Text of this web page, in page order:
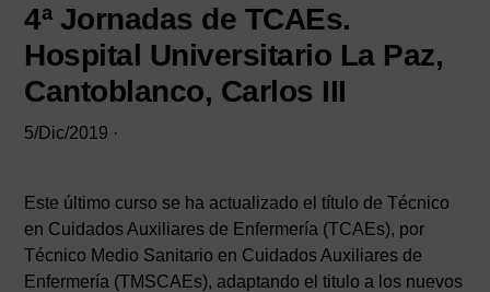
4ª Jornadas de TCAEs.
Hospital Universitario La Paz,
Cantoblanco, Carlos III
5/Dic/2019 ·
Este último curso se ha actualizado el título de Técnico
en Cuidados Auxiliares de Enfermería (TCAEs), por
Técnico Medio Sanitario en Cuidados Auxiliares de
Enfermería (TMSCAEs), adaptando el titulo a los nuevos